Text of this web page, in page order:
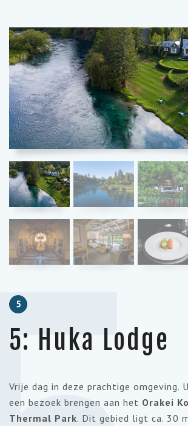
5
5: Huka Lodge
Vrije dag in deze prachtige omgeving.
een bezoek brengen aan het Orakei
Thermal Park. Dit gebied ligt ca. 30